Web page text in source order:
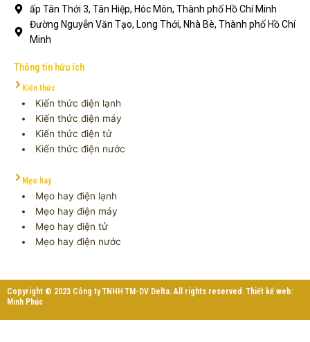
ấp Tân Thới 3, Tân Hiệp, Hóc Môn, Thành phố Hồ Chí Minh
Đường Nguyễn Văn Tạo, Long Thới, Nhà Bè, Thành phố Hồ Chí
Minh
Thông tin hữu ích
Kiến thức
Kiến thức điện lạnh
Kiến thức điện máy
Kiến thức điện tử
Kiến thức điện nước
Mẹo hay
Mẹo hay điện lạnh
Mẹo hay điện máy
Mẹo hay điện tử
Mẹo hay điện nước
Copyright © 2023 Công ty TNHH TM-DV Delta. All rights reserved. Thiết kế web:
Minh Phúc